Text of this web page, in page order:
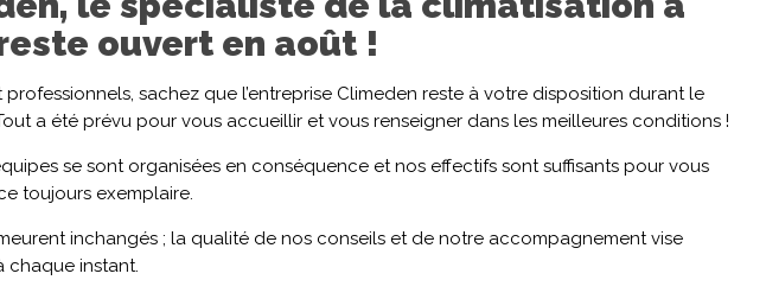
ouvert en août !
professionnels, sachez que l’entreprise Climeden reste à votre disposition durant le
a été prévu pour vous accueillir et vous renseigner dans les meilleures conditions !
se sont organisées en conséquence et nos effectifs sont suffisants pour vous
toujours exemplaire.
inchangés ; la qualité de nos conseils et de notre accompagnement vise
chaque instant.